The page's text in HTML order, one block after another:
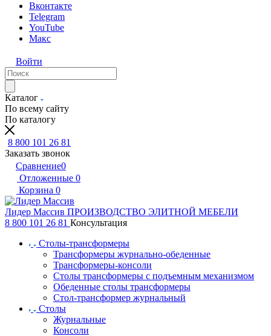
Вконтакте
Telegram
YouTube
Макс
Войти
Каталог
По всему сайту
По каталогу
8 800 101 26 81
Заказать звонок
Сравнение0
Отложенные 0
Корзина 0
Лидер Массив ПРОИЗВОДСТВО ЭЛИТНОЙ МЕБЕЛИ
8 800 101 26 81 Консультация
Столы-трансформеры
Трансформеры журнально-обеденные
Трансформеры-консоли
Столы трансформеры с подъемным механизмом
Обеденные столы трансформеры
Стол-трансформер журнальный
Столы
Журнальные
Консоли